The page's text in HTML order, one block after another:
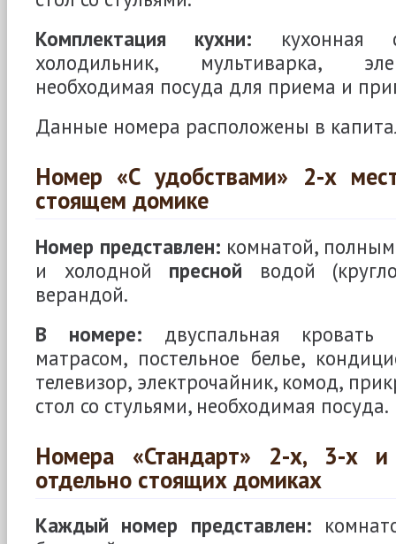
Комплектация кухни: кухонная
холодильник, мультиварка,
необходимая посуда для приема и
Данные номера расположены в
Номер «С удобствами» 2-х
стоящем домике
Номер представлен: комнатой,
и холодной пресной водой
верандой.
В номере: двуспальная кровать
матрасом, постельное белье,
телевизор, электрочайник, комод,
стол со стульями, необходимая посуда.
Номера «Стандарт» 2-х, 3-х
отдельно стоящих домиках
Каждый номер представлен: